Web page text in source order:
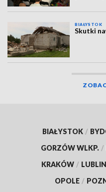
BIAŁYSTOK
Skutki
BIAŁYSTOK /
GORZÓW WLKP. /
KRAKÓW / LUBLIN
OPOLE /